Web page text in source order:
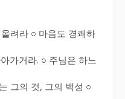
려라 ○ 마음도 경쾌하
가거라. ○ 주님은 하느
그의 것, 그의 백성 ○